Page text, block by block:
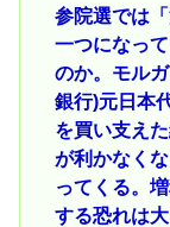
参院選では
一つになっ
のか。モル
銀行)元日本
を買い支え
が利かなく
ってくる。
する恐れは